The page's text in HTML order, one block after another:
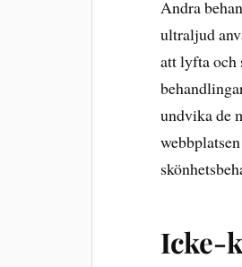
Andra
ultraljud
att lyfta och
undvika de
Icke-